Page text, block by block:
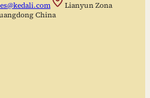
Lianyun Zona
China